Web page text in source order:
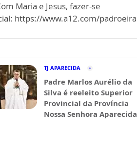
Maria e Jesus, fazer-se
https://www.a12.com/padroeira
TJ APARECIDA
Padre Marlos Aurélio da
Silva é reeleito Superior
Provincial da Província
Nossa Senhora Aparecida